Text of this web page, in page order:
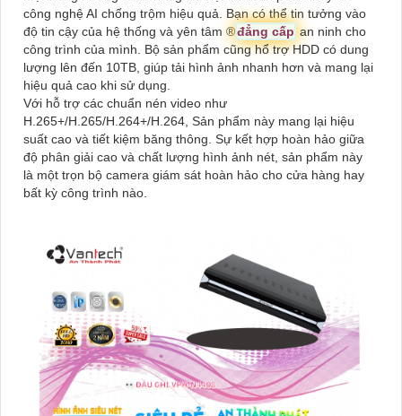
công nghệ AI chống trộm hiệu quả. Bạn có thể tin tưởng vào
độ tin cậy của hệ thống và yên tâm ®️đẳng cấp an ninh cho
công trình của mình. Bộ sản phẩm cũng hổ trợ HDD có dung
lượng lên đến 10TB, giúp tải hình ảnh nhanh hơn và mang lại
hiệu quả cao khi sử dụng.
Với hỗ trợ các chuẩn nén video như
H.265+/H.265/H.264+/H.264, Sản phẩm này mang lại hiệu
suất cao và tiết kiệm băng thông. Sự kết hợp hoàn hảo giữa
độ phân giải cao và chất lượng hình ảnh nét, sản phẩm này
là một trọn bộ camera giám sát hoàn hảo cho cửa hàng hay
bất kỳ công trình nào.